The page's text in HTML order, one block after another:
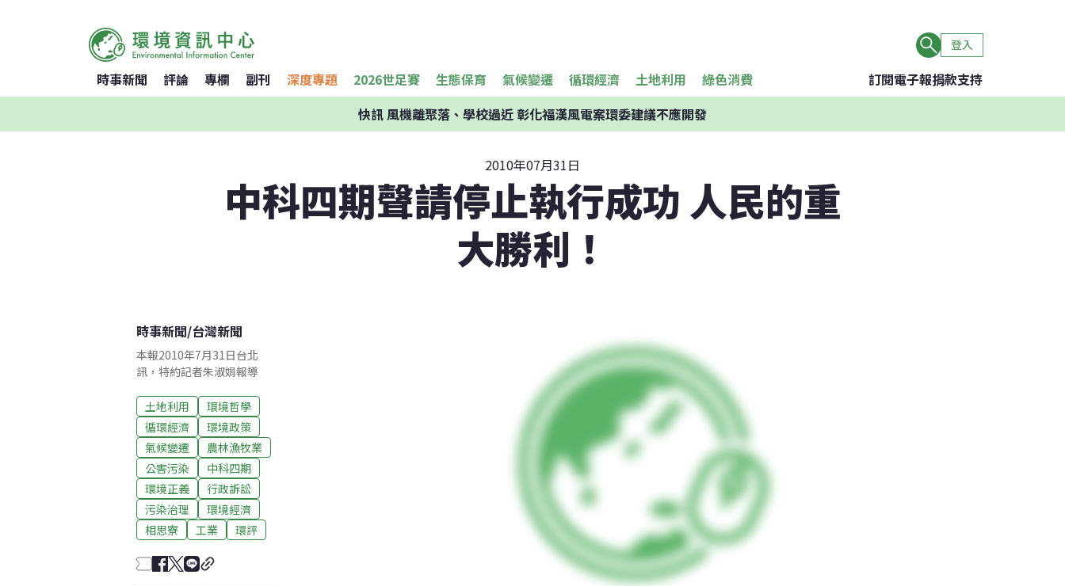
登入
時事新聞 評論 專欄 副刊 深度專題 2026世足賽 生態保育 氣候變遷 循環經濟 土地利用 綠色消費 訂閱電子報捐款支持
快訊風機離聚落、學校過近 彰化福漢風電案環委建議不應開發
2010年07月31日
中科四期聲請停止執行成功 人民的重
大勝利！
時事新聞/台灣新聞
本報2010年7月31日台北
訊，特約記者朱淑娟報導
土地利用
環境哲學
循環經濟
環境政策
氣候變遷
農林漁牧業
公害污染
中科四期
環境正義
行政訴訟
污染治理
環境經濟
相思寮
工業 環評